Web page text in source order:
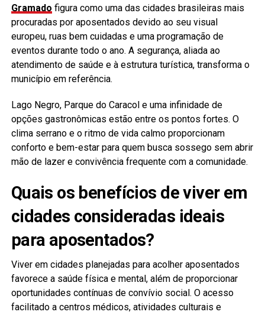
Gramado figura como uma das cidades brasileiras mais
procuradas por aposentados devido ao seu visual
europeu, ruas bem cuidadas e uma programação de
eventos durante todo o ano. A segurança, aliada ao
atendimento de saúde e à estrutura turística, transforma o
município em referência.
Lago Negro, Parque do Caracol e uma infinidade de
opções gastronômicas estão entre os pontos fortes. O
clima serrano e o ritmo de vida calmo proporcionam
conforto e bem-estar para quem busca sossego sem abrir
mão de lazer e convivência frequente com a comunidade.
Quais os benefícios de viver em
cidades consideradas ideais
para aposentados?
Viver em cidades planejadas para acolher aposentados
favorece a saúde física e mental, além de proporcionar
oportunidades contínuas de convívio social. O acesso
facilitado a centros médicos, atividades culturais e